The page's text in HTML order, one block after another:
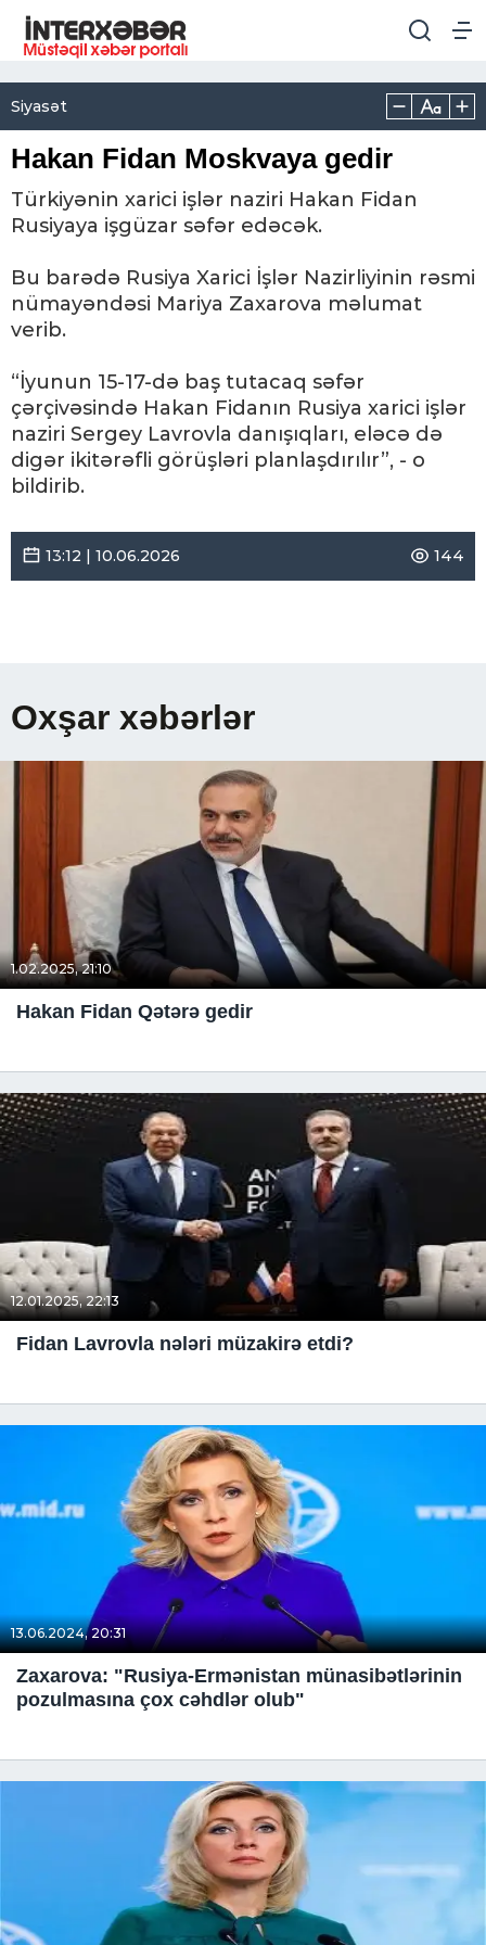
Siyasət
Hakan Fidan Moskvaya gedir
Türkiyənin xarici işlər naziri Hakan Fidan
Rusiyaya işgüzar səfər edəcək.
Bu barədə Rusiya Xarici İşlər Nazirliyinin rəsmi
nümayəndəsi Mariya Zaxarova məlumat
verib.
“İyunun 15-17-də baş tutacaq səfər
çərçivəsində Hakan Fidanın Rusiya xarici işlər
naziri Sergey Lavrovla danışıqları, eləcə də
digər ikitərəfli görüşləri planlaşdırılır”, - o
bildirib.
13:12 | 10.06.2026 144
Oxşar xəbərlər
1.02.2025, 21:10
Hakan Fidan Qətərə gedir
12.01.2025, 22:13
Fidan Lavrovla nələri müzakirə etdi?
13.06.2024, 20:31
Zaxarova: "Rusiya-Ermənistan münasibətlərinin
pozulmasına çox cəhdlər olub"